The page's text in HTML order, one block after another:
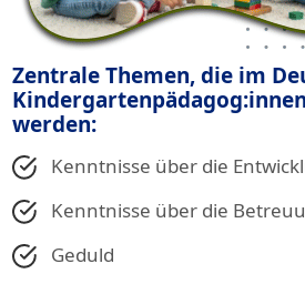
Zentrale Themen, die im
werden:
Kenntnisse über die
Kenntnisse über die
Geduld